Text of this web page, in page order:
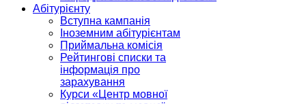
Абітурієнту
Вступна кампанія
Іноземним абітурієнтам
Приймальна комісія
Рейтингові списки та
інформація про
зарахування
Курси «Центр мовної